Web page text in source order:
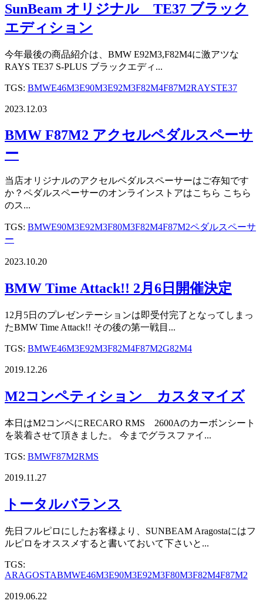
SunBeam オリジナル TE37 ブラック
エディション
今年最後の商品紹介は、BMW E92M3,F82M4に激アツな
RAYS TE37 S-PLUS ブラックエディ...
TGS: BMWE46M3E90M3E92M3F82M4F87M2RAYSTE37
2023.12.03
BMW F87M2 アクセルペダルスペーサ
ー
当店オリジナルのアクセルペダルスペーサーはご存知です
か？ペダルスペーサーのオンラインストアはこちら こちら
のス...
TGS: BMWE90M3E92M3F80M3F82M4F87M2ペダルスペーサ
ー
2023.10.20
BMW Time Attack!! 2月6日開催決定
12月5日のプレゼンテーションは即受付完了となってしまっ
たBMW Time Attack!! その後の第一戦目...
TGS: BMWE46M3E92M3F82M4F87M2G82M4
2019.12.26
M2コンペティション カスタマイズ
本日はM2コンペにRECARO RMS 2600Aのカーボンシート
を装着させて頂きました。 今までグラスファイ...
TGS: BMWF87M2RMS
2019.11.27
トータルバランス
先日フルピロにしたお客様より、SUNBEAM Aragostaにはフ
ルピロをオススメすると書いておいて下さいと...
TGS:
ARAGOSTABMWE46M3E90M3E92M3F80M3F82M4F87M2
2019.06.22